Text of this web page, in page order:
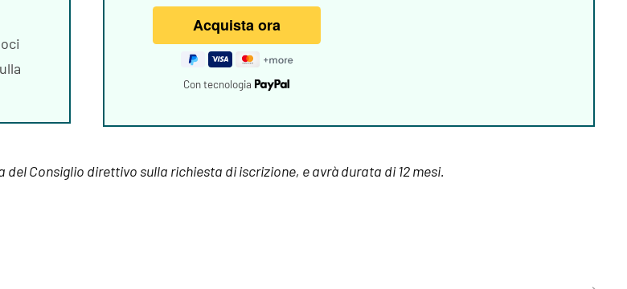
Con tecnologia
Consiglio direttivo sulla richiesta di iscrizione, e avrà durata di 12 mesi.